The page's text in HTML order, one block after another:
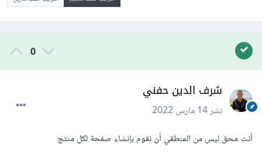
0
شرف الدين حفني
نشر14 مارس 2022
أنت محق ليس من المنطقي أن نقوم بإنشاء صفحة لكل منتج